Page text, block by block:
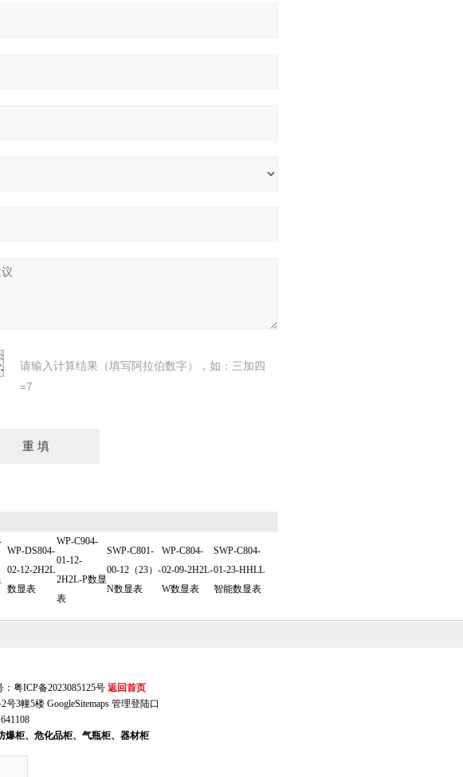
请输入计算结果（填写阿拉伯数字），如：三加四
=7
WP-DS804-
02-12-2H2L
数显表
WP-C904-
01-12-
2H2L-P数显
表
SWP-C801-
00-12（23）-
N数显表
WP-C804-
02-09-2H2L-
W数显表
SWP-C804-
01-23-HHLL
智能数显表
粤ICP备2023085125号 返回首页
号3幢5楼 GoogleSitemaps 管理登陆口
爆柜、危化品柜、气瓶柜、器材柜